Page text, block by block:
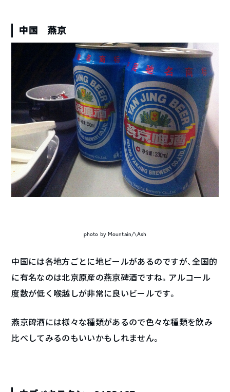
中国 燕京
photo by Mountain/\Ash
中国には各地方ごとに地ビールがあるのですが、全国的
に有名なのは北京原産の燕京碑酒ですね。アルコール
度数が低く喉越しが非常に良いビールです。
燕京碑酒には様々な種類があるので色々な種類を飲み
比べしてみるのもいいかもしれません。